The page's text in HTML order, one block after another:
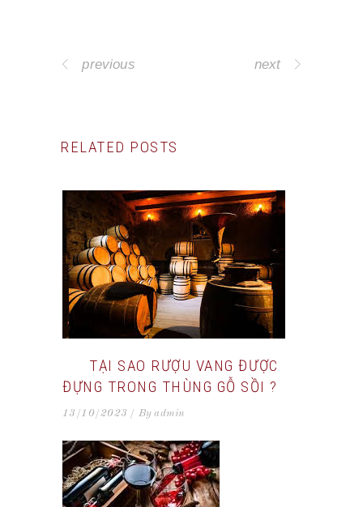
previous next
RELATED POSTS
TẠI SAO RƯỢU VANG ĐƯỢC
ĐỰNG TRONG THÙNG GỖ SỒI ?
13/10/2023 By admin